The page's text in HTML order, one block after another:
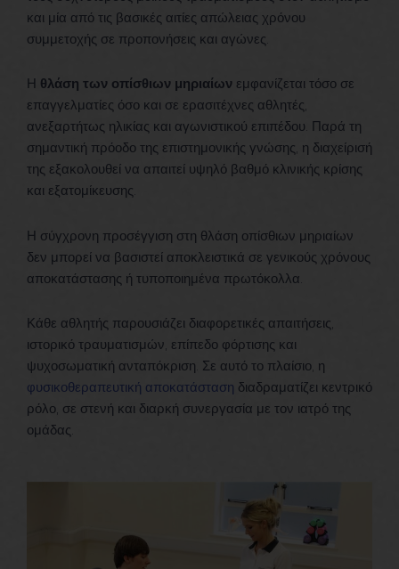
και μία από τις βασικές αιτίες απώλειας χρόνου
συμμετοχής σε προπονήσεις και αγώνες.
Η θλάση των οπίσθιων μηριαίων εμφανίζεται τόσο σε
επαγγελματίες όσο και σε ερασιτέχνες αθλητές,
ανεξαρτήτως ηλικίας και αγωνιστικού επιπέδου. Παρά τη
σημαντική πρόοδο της επιστημονικής γνώσης, η διαχείρισή
της εξακολουθεί να απαιτεί υψηλό βαθμό κλινικής κρίσης
και εξατομίκευσης.
Η σύγχρονη προσέγγιση στη θλάση οπίσθιων μηριαίων
δεν μπορεί να βασιστεί αποκλειστικά σε γενικούς χρόνους
αποκατάστασης ή τυποποιημένα πρωτόκολλα.
Κάθε αθλητής παρουσιάζει διαφορετικές απαιτήσεις,
ιστορικό τραυματισμών, επίπεδο φόρτισης και
ψυχοσωματική ανταπόκριση. Σε αυτό το πλαίσιο, η
φυσικοθεραπευτική αποκατάσταση διαδραματίζει κεντρικό
ρόλο, σε στενή και διαρκή συνεργασία με τον ιατρό της
ομάδας.